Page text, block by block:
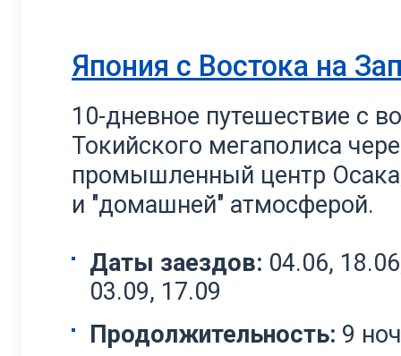
Япония с Востока на
10-дневное путешествие с
Токийского мегаполиса
промышленный центр
и "домашней" атмосферой.
Даты заездов: 04.06,
03.09, 17.09
Продолжительность: 9